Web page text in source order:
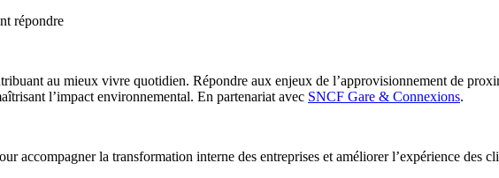
répondre
au mieux vivre quotidien. Répondre aux enjeux de l’approvisionnement de
l’impact environnemental. En partenariat avec SNCF Gare & Connexions.
accompagner la transformation interne des entreprises et améliorer l’expérience des